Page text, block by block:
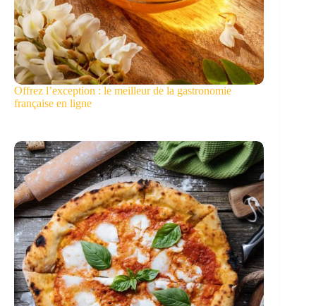
Offrez l’exception : le meilleur de la gastronomie
française en ligne